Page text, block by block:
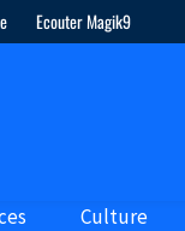
Ecouter Magik9
Culture